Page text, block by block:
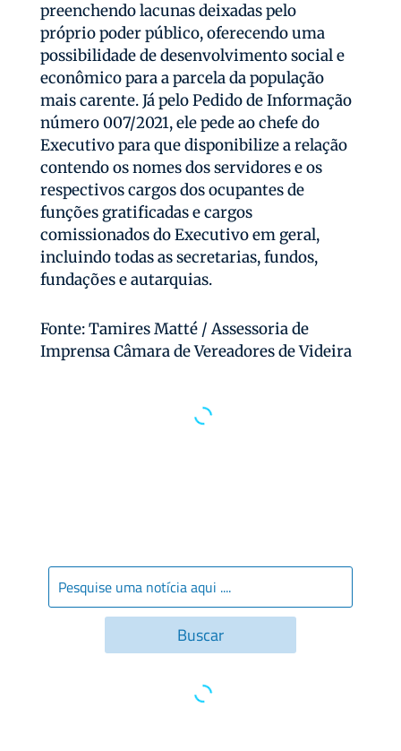
preenchendo lacunas deixadas pelo
próprio poder público, oferecendo uma
possibilidade de desenvolvimento social e
econômico para a parcela da população
mais carente. Já pelo Pedido de Informação
número 007/2021, ele pede ao chefe do
Executivo para que disponibilize a relação
contendo os nomes dos servidores e os
respectivos cargos dos ocupantes de
funções gratificadas e cargos
comissionados do Executivo em geral,
incluindo todas as secretarias, fundos,
fundações e autarquias.
Fonte: Tamires Matté / Assessoria de
Imprensa Câmara de Vereadores de Videira